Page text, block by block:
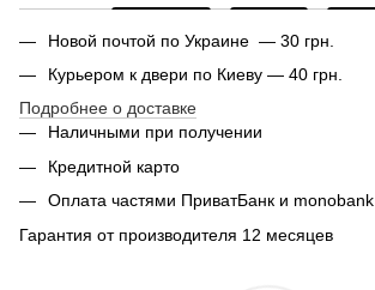
Новой почтой по Украине — 30 грн.
Курьером к двери по Киеву — 40 грн.
Подробнее о доставке
Наличными при получении
Кредитной карто
Оплата частями ПриватБанк и monobank
Гарантия от производителя 12 месяцев